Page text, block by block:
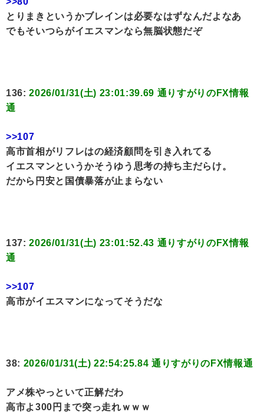
とりまきというかブレインは必要なはずなんだよなあ
でもそいつらがイエスマンなら無脳状態だぞ
136:2026/01/31(土) 23:01:39.69 通りすがりのFX情報
通
>>107
高市首相がリフレはの経済顧問を引き入れてる
イエスマンというかそうゆう思考の持ち主だらけ。
だから円安と国債暴落が止まらない
137:2026/01/31(土) 23:01:52.43 通りすがりのFX情報
通
>>107
高市がイエスマンになってそうだな
38: 2026/01/31(土) 22:54:25.84 通りすがりのFX情報通
アメ株やっといて正解だわ
高市よ300円まで突っ走れｗｗｗ